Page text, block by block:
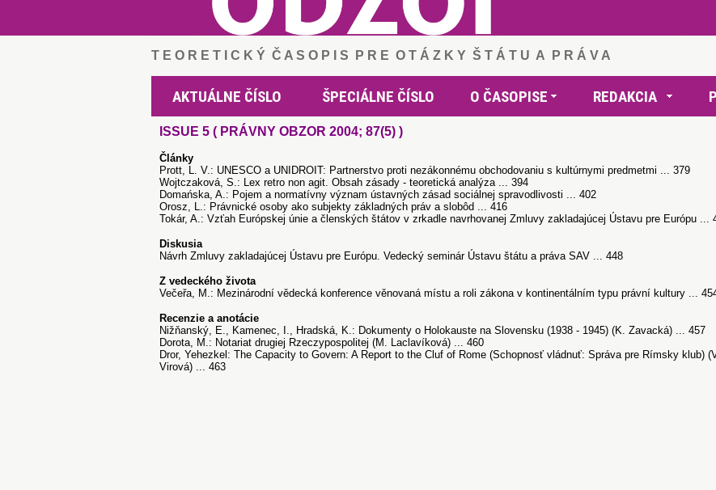
T E O R E T I C K Ý Č A S O P I S P R E O T Á Z K Y Š T Á T U A P R Á V A
AKTUÁLNE ČÍSLO ŠPECIÁLNE ČÍSLO O ČASOPISE REDAKCIA
ISSUE 5 ( PRÁVNY OBZOR 2004; 87(5) )
Články
Prott, L. V.: UNESCO a UNIDROIT: Partnerstvo proti nezákonnému obchodovaniu s kultúrnymi predmetmi ... 379
Wojtczaková, S.: Lex retro non agit. Obsah zásady - teoretická analýza ... 394
Domańska, A.: Pojem a normatívny význam ústavných zásad sociálnej spravodlivosti ... 402
Orosz, L.: Právnické osoby ako subjekty základných práv a slobôd ... 416
Tokár, A.: Vzťah Európskej únie a členských štátov v zrkadle navrhovanej Zmluvy zakladajúcej Ústavu pre Európu ...
Diskusia
Návrh Zmluvy zakladajúcej Ústavu pre Európu. Vedecký seminár Ústavu štátu a práva SAV ... 448
Z vedeckého života
Večeřa, M.: Mezinárodní vědecká konference věnovaná místu a roli zákona v kontinentálním typu právní kultury ...
Recenzie a anotácie
Nižňanský, E., Kamenec, I., Hradská, K.: Dokumenty o Holokauste na Slovensku (1938 - 1945) (K. Zavacká) ... 457
Dorota, M.: Notariat drugiej Rzeczypospolitej (M. Laclavíková) ... 460
Dror, Yehezkel: The Capacity to Govern: A Report to the Cluf of Rome (Schopnosť vládnuť: Správa pre Rímsky klub)
Virová) ... 463